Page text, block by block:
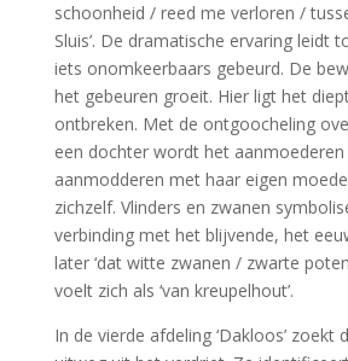
schoonheid / reed me verloren /
Sluis’. De dramatische ervaring leidt
iets onomkeerbaars gebeurd. De
het gebeuren groeit. Hier ligt het
ontbreken. Met de ontgoocheling
een dochter wordt het
aanmodderen met haar eigen
zichzelf. Vlinders en zwanen
verbinding met het blijvende, het
later ‘dat witte zwanen / zwarte
voelt zich als ‘van kreupelhout’.
In de vierde afdeling ‘Dakloos’ zoekt